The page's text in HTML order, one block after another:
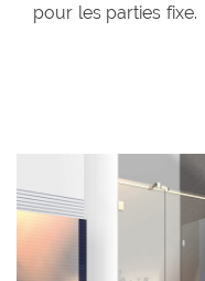
pour les parties fixe.